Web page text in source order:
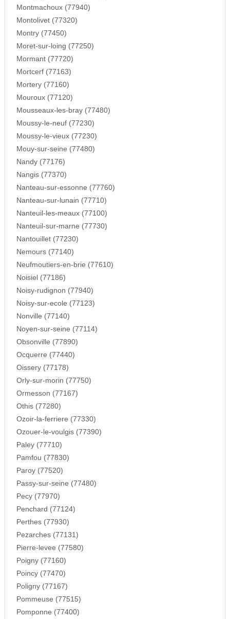
Montmachoux (77940)
Montolivet (77320)
Montry (77450)
Moret-sur-loing (77250)
Mormant (77720)
Mortcerf (77163)
Mortery (77160)
Mouroux (77120)
Mousseaux-les-bray (77480)
Moussy-le-neuf (77230)
Moussy-le-vieux (77230)
Mouy-sur-seine (77480)
Nandy (77176)
Nangis (77370)
Nanteau-sur-essonne (77760)
Nanteau-sur-lunain (77710)
Nanteuil-les-meaux (77100)
Nanteuil-sur-marne (77730)
Nantouillet (77230)
Nemours (77140)
Neufmoutiers-en-brie (77610)
Noisiel (77186)
Noisy-rudignon (77940)
Noisy-sur-ecole (77123)
Nonville (77140)
Noyen-sur-seine (77114)
Obsonville (77890)
Ocquerre (77440)
Oissery (77178)
Orly-sur-morin (77750)
Ormesson (77167)
Othis (77280)
Ozoir-la-ferriere (77330)
Ozouer-le-voulgis (77390)
Paley (77710)
Pamfou (77830)
Paroy (77520)
Passy-sur-seine (77480)
Pecy (77970)
Penchard (77124)
Perthes (77930)
Pezarches (77131)
Pierre-levee (77580)
Poigny (77160)
Poincy (77470)
Poligny (77167)
Pommeuse (77515)
Pomponne (77400)